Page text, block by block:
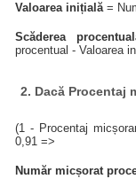
Valoarea inițială=
Scăderea
procentual - Valoarea
2. Dacă Procentaj
(1 - Procentaj
0,91 =>
Număr micșorat